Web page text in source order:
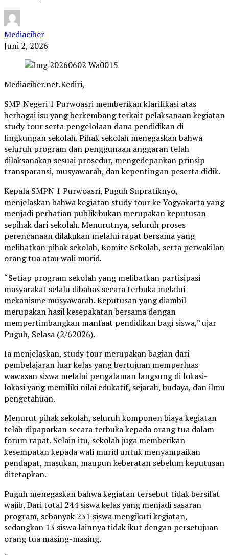
Mediaciber
Juni 2, 2026
Mediaciber.net.Kediri,
SMP Negeri 1 Purwoasri memberikan klarifikasi atas
berbagai isu yang berkembang terkait pelaksanaan kegiatan
study tour serta pengelolaan dana pendidikan di
lingkungan sekolah. Pihak sekolah menegaskan bahwa
seluruh program dan penggunaan anggaran telah
dilaksanakan sesuai prosedur, mengedepankan prinsip
transparansi, musyawarah, dan kepentingan peserta didik.
Kepala SMPN 1 Purwoasri, Puguh Supratiknyo,
menjelaskan bahwa kegiatan study tour ke Yogyakarta yang
menjadi perhatian publik bukan merupakan keputusan
sepihak dari sekolah. Menurutnya, seluruh proses
perencanaan dilakukan melalui rapat bersama yang
melibatkan pihak sekolah, Komite Sekolah, serta perwakilan
orang tua atau wali murid.
“Setiap program sekolah yang melibatkan partisipasi
masyarakat selalu dibahas secara terbuka melalui
mekanisme musyawarah. Keputusan yang diambil
merupakan hasil kesepakatan bersama dengan
mempertimbangkan manfaat pendidikan bagi siswa,” ujar
Puguh, Selasa (2/62026).
Ia menjelaskan, study tour merupakan bagian dari
pembelajaran luar kelas yang bertujuan memperluas
wawasan siswa melalui pengalaman langsung di lokasi-
lokasi yang memiliki nilai edukatif, sejarah, budaya, dan ilmu
pengetahuan.
Menurut pihak sekolah, seluruh komponen biaya kegiatan
telah dipaparkan secara terbuka kepada orang tua dalam
forum rapat. Selain itu, sekolah juga memberikan
kesempatan kepada wali murid untuk menyampaikan
pendapat, masukan, maupun keberatan sebelum keputusan
ditetapkan.
Puguh menegaskan bahwa kegiatan tersebut tidak bersifat
wajib. Dari total 244 siswa kelas yang menjadi sasaran
program, sebanyak 231 siswa mengikuti kegiatan,
sedangkan 13 siswa lainnya tidak ikut dengan persetujuan
orang tua masing-masing.